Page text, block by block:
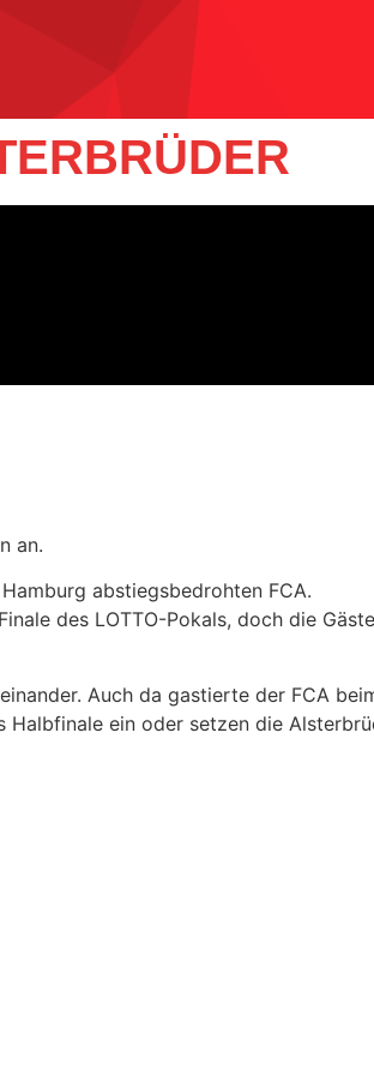
an.
abstiegsbedrohten FCA.
des LOTTO-Pokals, doch die
Auch da gastierte der FCA
ein oder setzen die